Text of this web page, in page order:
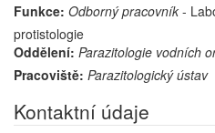
Funkce: Odborný pracovník -
protistologie
Oddělení: Parazitologie vodních
Pracoviště: Parazitologický ústav
Kontaktní údaje